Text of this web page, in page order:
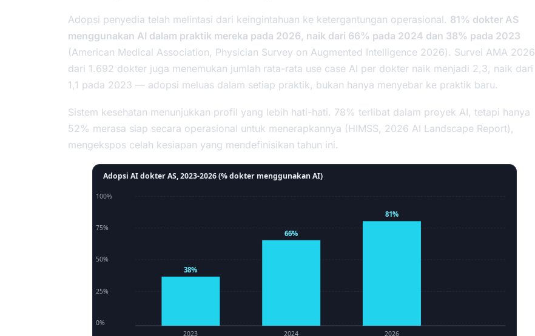
Adopsi penyedia telah melintasi dari keingintahuan ke ketergantungan operasional. 81% dokter AS
menggunakan AI dalam praktik mereka pada 2026, naik dari 66% pada 2024 dan 38% pada 2023
(American Medical Association, Physician Survey on Augmented Intelligence 2026). Survei AMA 2026
dari 1.692 dokter juga menemukan jumlah rata-rata use case AI per dokter naik menjadi 2,3, naik dari
1,1 pada 2023 — adopsi meluas dalam setiap praktik, bukan hanya menyebar ke praktik baru.
Sistem kesehatan menunjukkan profil yang lebih hati-hati. 78% terlibat dalam proyek AI, tetapi hanya
52% merasa siap secara operasional untuk menerapkannya (HIMSS, 2026 AI Landscape Report),
mengekspos celah kesiapan yang mendefinisikan tahun ini.
Adopsi AI dokter AS, 2023-2026 (% dokter menggunakan AI)
100%
75%
50%
25%
0%
38%
66%
81%
2023 2024 2026